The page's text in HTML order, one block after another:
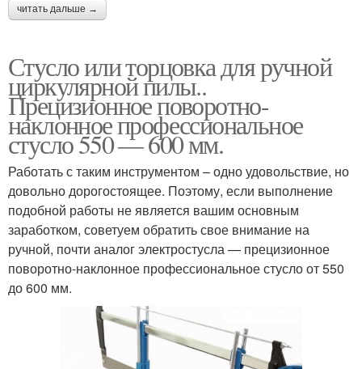
читать дальше →
Стусло или торцовка для ручной
циркулярной пилы..
Прецизионное поворотно-
наклонное профессиональное
стусло 550 — 600 мм.
Работать с таким инструментом – одно удовольствие, но
довольно дорогостоящее. Поэтому, если выполнение
подобной работы не является вашим основным
заработком, советуем обратить свое внимание на
ручной, почти аналог электростусла — прецизионное
поворотно-наклонное профессиональное стусло от 550
до 600 мм.